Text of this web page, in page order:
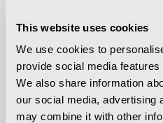
This website uses cookies
We use cookies to
provide social media
We also share information
our social media, advertising
may combine it with other